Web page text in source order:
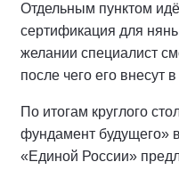
Отдельным пунктом
сертификация для
желании специалист
после чего его внесут
По итогам круглого
фундамент будущего»
«Единой России»